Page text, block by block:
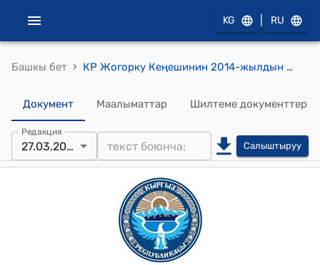
KG RU
Башкы бет › КР Жогорку Кеңешинин 2014-жылдын 27-марты № 3927-V "Кыргыз Республикасынын Кылмыш-жаза кодексине өзгөртүүлөрдү киргизүү жөнүндө" Кыргыз Республикасынын Мыйзамынын долбоорун биринчи окууда кабыл алуу тууралуу" токтому
Документ Маалыматтар Шилтеме документтер
Редакция
27.03.2014 Салыштыруу